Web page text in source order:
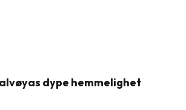
dype hemmelighet